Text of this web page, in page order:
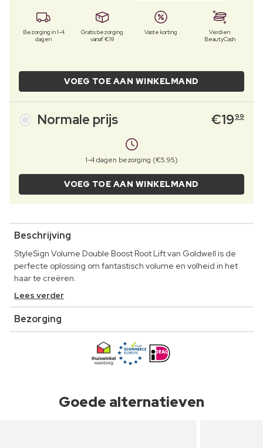
Bezorging in 1-4
dagen
Gratis bezorging
vanaf €19
Vaste korting
Verdien
BeautyCash
VOEG TOE AAN WINKELMAND
Normale prijs €1999
1-4 dagen bezorging (€5.95)
VOEG TOE AAN WINKELMAND
Beschrijving
StyleSign Volume Double Boost Root Lift van Goldwell is de
perfecte oplossing om fantastisch volume en volheid in het
haar te creëren.
Lees verder
Bezorging
Goede alternatieven